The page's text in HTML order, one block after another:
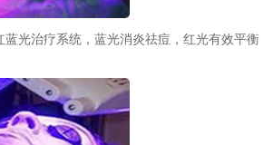
蓝光治疗系统，蓝光消炎祛痘，红光有效平衡